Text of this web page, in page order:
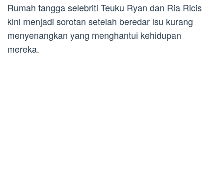
Rumah tangga selebriti Teuku Ryan dan Ria Ricis
kini menjadi sorotan setelah beredar isu kurang
menyenangkan yang menghantui kehidupan
mereka.